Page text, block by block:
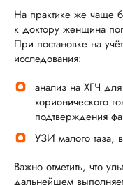
На практике же чаще
к доктору женщина
При постановке на
исследования:
анализ на ХГЧ
хорионического
подтверждения
УЗИ малого таза,
Важно отметить, что
дальнейшем